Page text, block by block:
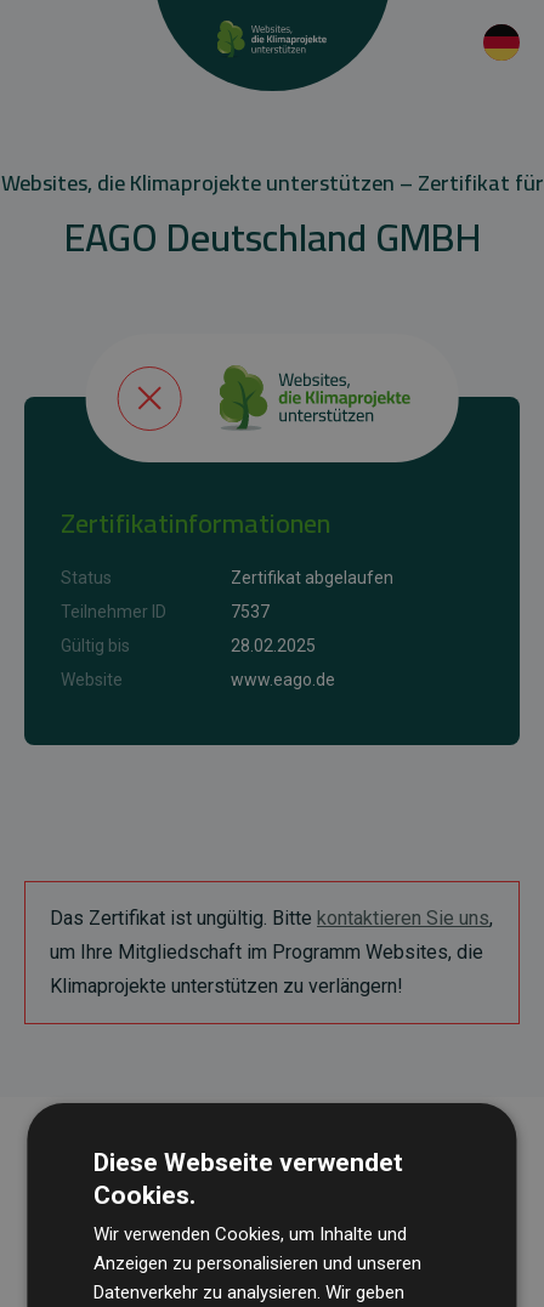
Websites, die Klimaprojekte unterstützen – Zertifikat für
EAGO Deutschland GMBH
Zertifikatinformationen
Status
Zertifikat abgelaufen
Teilnehmer ID
7537
Gültig bis
28.02.2025
Website
www.eago.de
Das Zertifikat ist ungültig. Bitte kontaktieren Sie uns,
um Ihre Mitgliedschaft im Programm Websites, die
Klimaprojekte unterstützen zu verlängern!
Diese Webseite verwendet
Cookies.
Wir verwenden Cookies, um Inhalte und
Anzeigen zu personalisieren und unseren
Datenverkehr zu analysieren. Wir geben